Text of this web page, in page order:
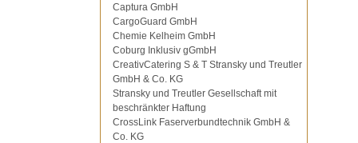
Captura GmbH
CargoGuard GmbH
Chemie Kelheim GmbH
Coburg Inklusiv gGmbH
CreativCatering S & T Stransky und Treutler
GmbH & Co. KG
Stransky und Treutler Gesellschaft mit
beschränkter Haftung
CrossLink Faserverbundtechnik GmbH &
Co. KG